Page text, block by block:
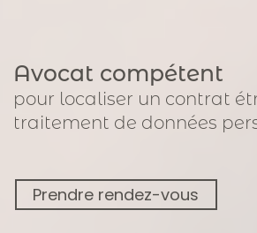
Avocat compétent
pour localiser un contrat
traitement de données
Prendre rendez-vous